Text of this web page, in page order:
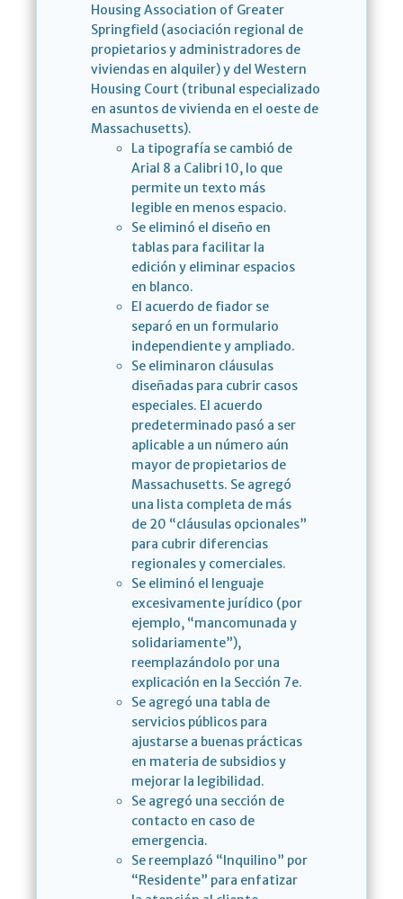
Housing Association of Greater
Springfield (asociación regional de
propietarios y administradores de
viviendas en alquiler) y del Western
Housing Court (tribunal especializado
en asuntos de vivienda en el oeste de
Massachusetts).
La tipografía se cambió de
Arial 8 a Calibri 10, lo que
permite un texto más
legible en menos espacio.
Se eliminó el diseño en
tablas para facilitar la
edición y eliminar espacios
en blanco.
El acuerdo de fiador se
separó en un formulario
independiente y ampliado.
Se eliminaron cláusulas
diseñadas para cubrir casos
especiales. El acuerdo
predeterminado pasó a ser
aplicable a un número aún
mayor de propietarios de
Massachusetts. Se agregó
una lista completa de más
de 20 “cláusulas opcionales”
para cubrir diferencias
regionales y comerciales.
Se eliminó el lenguaje
excesivamente jurídico (por
ejemplo, “mancomunada y
solidariamente”),
reemplazándolo por una
explicación en la Sección 7e.
Se agregó una tabla de
servicios públicos para
ajustarse a buenas prácticas
en materia de subsidios y
mejorar la legibilidad.
Se agregó una sección de
contacto en caso de
emergencia.
Se reemplazó “Inquilino” por
“Residente” para enfatizar